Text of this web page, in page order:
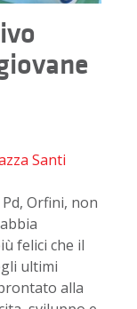
Santi
Orfini, non
felici che il
ultimi
alla